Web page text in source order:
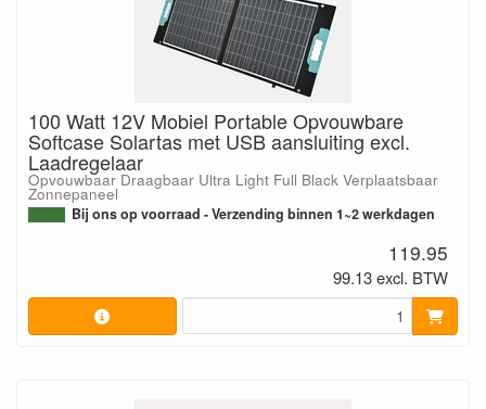
100 Watt 12V Mobiel Portable Opvouwbare
Softcase Solartas met USB aansluiting excl.
Laadregelaar
Opvouwbaar Draagbaar Ultra Light Full Black Verplaatsbaar
Zonnepaneel
Bij ons op voorraad - Verzending binnen 1~2 werkdagen
119.95
99.13 excl. BTW